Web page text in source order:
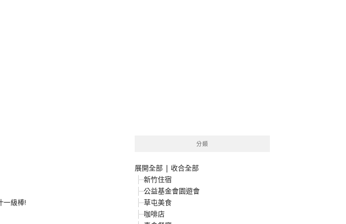
分類
展開全部 | 收合全部
新竹住宿
公益基金會園遊會
草屯美食
咖啡店